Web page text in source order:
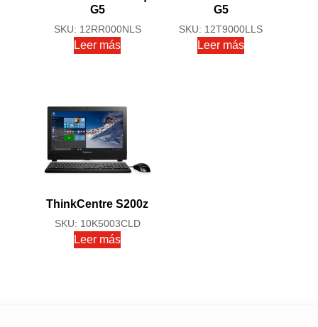
G5
SKU: 12RR000NLS
Leer más
G5
SKU: 12T9000LLS
Leer más
ThinkCentre S200z
SKU: 10K5003CLD
Leer más